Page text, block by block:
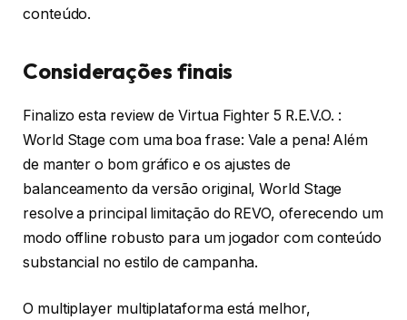
conteúdo.
Considerações finais
Finalizo esta review de Virtua Fighter 5 R.E.V.O. :
World Stage com uma boa frase: Vale a pena! Além
de manter o bom gráfico e os ajustes de
balanceamento da versão original, World Stage
resolve a principal limitação do REVO, oferecendo um
modo offline robusto para um jogador com conteúdo
substancial no estilo de campanha.
O multiplayer multiplataforma está melhor,